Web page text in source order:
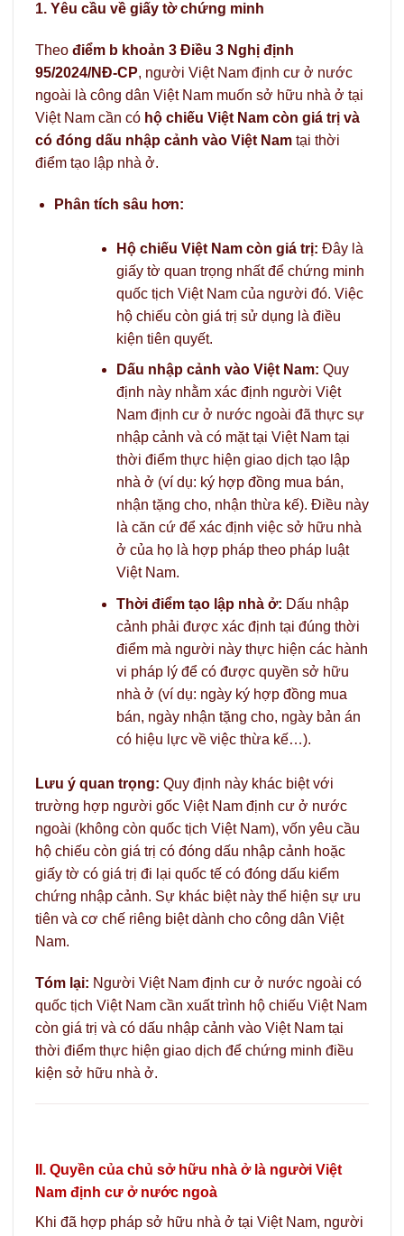
1. Yêu cầu về giấy tờ chứng minh
Theo điểm b khoản 3 Điều 3 Nghị định
95/2024/NĐ-CP, người Việt Nam định cư ở nước
ngoài là công dân Việt Nam muốn sở hữu nhà ở tại
Việt Nam cần có hộ chiếu Việt Nam còn giá trị và
có đóng dấu nhập cảnh vào Việt Nam tại thời
điểm tạo lập nhà ở.
Phân tích sâu hơn:
Hộ chiếu Việt Nam còn giá trị: Đây là
giấy tờ quan trọng nhất để chứng minh
quốc tịch Việt Nam của người đó. Việc
hộ chiếu còn giá trị sử dụng là điều
kiện tiên quyết.
Dấu nhập cảnh vào Việt Nam: Quy
định này nhằm xác định người Việt
Nam định cư ở nước ngoài đã thực sự
nhập cảnh và có mặt tại Việt Nam tại
thời điểm thực hiện giao dịch tạo lập
nhà ở (ví dụ: ký hợp đồng mua bán,
nhận tặng cho, nhận thừa kế). Điều này
là căn cứ để xác định việc sở hữu nhà
ở của họ là hợp pháp theo pháp luật
Việt Nam.
Thời điểm tạo lập nhà ở: Dấu nhập
cảnh phải được xác định tại đúng thời
điểm mà người này thực hiện các hành
vi pháp lý để có được quyền sở hữu
nhà ở (ví dụ: ngày ký hợp đồng mua
bán, ngày nhận tặng cho, ngày bản án
có hiệu lực về việc thừa kế…).
Lưu ý quan trọng: Quy định này khác biệt với
trường hợp người gốc Việt Nam định cư ở nước
ngoài (không còn quốc tịch Việt Nam), vốn yêu cầu
hộ chiếu còn giá trị có đóng dấu nhập cảnh hoặc
giấy tờ có giá trị đi lại quốc tế có đóng dấu kiểm
chứng nhập cảnh. Sự khác biệt này thể hiện sự ưu
tiên và cơ chế riêng biệt dành cho công dân Việt
Nam.
Tóm lại: Người Việt Nam định cư ở nước ngoài có
quốc tịch Việt Nam cần xuất trình hộ chiếu Việt Nam
còn giá trị và có dấu nhập cảnh vào Việt Nam tại
thời điểm thực hiện giao dịch để chứng minh điều
kiện sở hữu nhà ở.
II. Quyền của chủ sở hữu nhà ở là người Việt
Nam định cư ở nước ngoà
Khi đã hợp pháp sở hữu nhà ở tại Việt Nam, người